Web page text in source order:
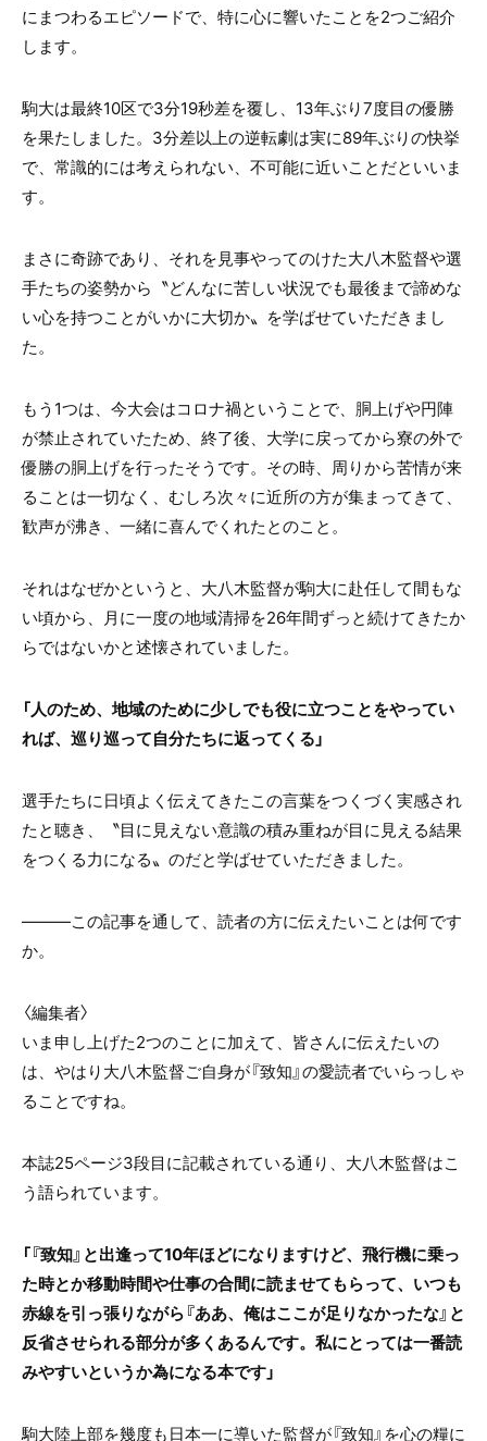
にまつわるエピソードで、特に心に響いたことを2つご紹介
します。
駒大は最終10区で3分19秒差を覆し、13年ぶり7度目の優勝
を果たしました。3分差以上の逆転劇は実に89年ぶりの快挙
で、常識的には考えられない、不可能に近いことだといいま
す。
まさに奇跡であり、それを見事やってのけた大八木監督や選
手たちの姿勢から〝どんなに苦しい状況でも最後まで諦めな
い心を持つことがいかに大切か〟を学ばせていただきまし
た。
もう1つは、今大会はコロナ禍ということで、胴上げや円陣
が禁止されていたため、終了後、大学に戻ってから寮の外で
優勝の胴上げを行ったそうです。その時、周りから苦情が来
ることは一切なく、むしろ次々に近所の方が集まってきて、
歓声が沸き、一緒に喜んでくれたとのこと。
それはなぜかというと、大八木監督が駒大に赴任して間もな
い頃から、月に一度の地域清掃を26年間ずっと続けてきたか
らではないかと述懐されていました。
「人のため、地域のために少しでも役に立つことをやってい
れば、巡り巡って自分たちに返ってくる」
選手たちに日頃よく伝えてきたこの言葉をつくづく実感され
たと聴き、〝目に見えない意識の積み重ねが目に見える結果
をつくる力になる〟のだと学ばせていただきました。
―――この記事を通して、読者の方に伝えたいことは何です
か。
〈編集者〉
いま申し上げた2つのことに加えて、皆さんに伝えたいの
は、やはり大八木監督ご自身が『致知』の愛読者でいらっしゃ
ることですね。
本誌25ページ3段目に記載されている通り、大八木監督はこ
う語られています。
「『致知』と出逢って10年ほどになりますけど、飛行機に乗っ
た時とか移動時間や仕事の合間に読ませてもらって、いつも
赤線を引っ張りながら『ああ、俺はここが足りなかったな』と
反省させられる部分が多くあるんです。私にとっては一番読
みやすいというか為になる本です」
駒大陸上部を幾度も日本一に導いた監督が『致知』を心の糧に